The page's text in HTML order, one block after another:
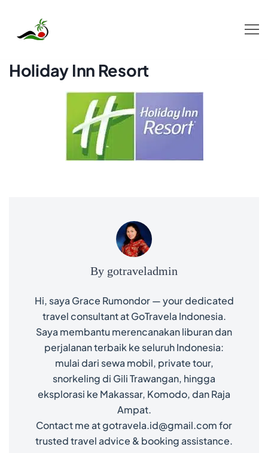
content
Holiday Inn Resort
By gotraveladmin
Hi, saya Grace Rumondor — your dedicated
travel consultant at GoTravela Indonesia.
Saya membantu merencanakan liburan dan
perjalanan terbaik ke seluruh Indonesia:
mulai dari sewa mobil, private tour,
snorkeling di Gili Trawangan, hingga
eksplorasi ke Makassar, Komodo, dan Raja
Ampat.
Contact me at gotravela.id@gmail.com for
trusted travel advice & booking assistance.